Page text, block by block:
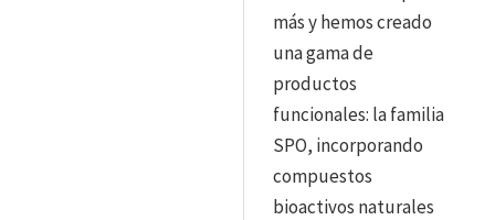
más y hemos creado
una gama de
productos
funcionales: la familia
SPO, incorporando
compuestos
bioactivos naturales